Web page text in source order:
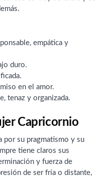
empática y
duro.
en el amor.
tenaz y organizada.
Capricornio
por su pragmatismo y su
tiene claros sus
y fuerza de
de ser fría o distante,